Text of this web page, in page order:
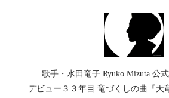
歌手・水田竜子 Ryuko Mizuta 公
デビュー３３年目 竜づくしの曲『天